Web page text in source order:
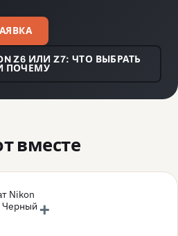
Z6 ИЛИ Z7: ЧТО ВЫБРАТЬ
ПОЧЕМУ
вместе
Nikon
Черный +